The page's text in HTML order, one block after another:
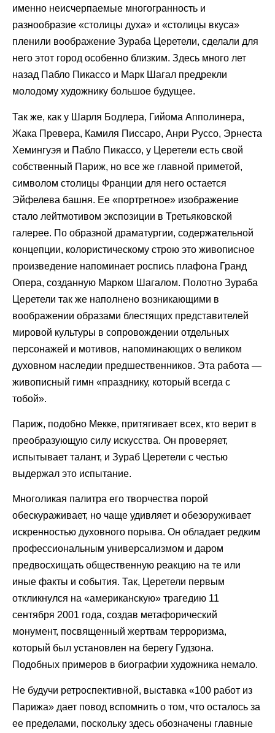
именно неисчерпаемые многогранность и
разнообразие «столицы духа» и «столицы вкуса»
пленили воображение Зураба Церетели, сделали для
него этот город особенно близким. Здесь много лет
назад Пабло Пикассо и Марк Шагал предрекли
молодому художнику большое будущее.
Так же, как у Шарля Бодлера, Гийома Апполинера,
Жака Превера, Камиля Писсаро, Анри Руссо, Эрнеста
Хемингуэя и Пабло Пикассо, у Церетели есть свой
собственный Париж, но все же главной приметой,
символом столицы Франции для него остается
Эйфелева башня. Ее «портретное» изображение
стало лейтмотивом экспозиции в Третьяковской
галерее. По образной драматургии, содержательной
концепции, колористическому строю это живописное
произведение напоминает роспись плафона Гранд
Опера, созданную Марком Шагалом. Полотно Зураба
Церетели так же наполнено возникающими в
воображении образами блестящих представителей
мировой культуры в сопровождении отдельных
персонажей и мотивов, напоминающих о великом
духовном наследии предшественников. Эта работа —
живописный гимн «празднику, который всегда с
тобой».
Париж, подобно Мекке, притягивает всех, кто верит в
преобразующую силу искусства. Он проверяет,
испытывает талант, и Зураб Церетели с честью
выдержал это испытание.
Многоликая палитра его творчества порой
обескураживает, но чаще удивляет и обезоруживает
искренностью духовного порыва. Он обладает редким
профессиональным универсализмом и даром
предвосхищать общественную реакцию на те или
иные факты и события. Так, Церетели первым
откликнулся на «американскую» трагедию 11
сентября 2001 года, создав метафорический
монумент, посвященный жертвам терроризма,
который был установлен на берегу Гудзона.
Подобных примеров в биографии художника немало.
Не будучи ретроспективной, выставка «100 работ из
Парижа» дает повод вспомнить о том, что осталось за
ее пределами, поскольку здесь обозначены главные